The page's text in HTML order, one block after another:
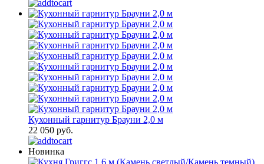
Кухонный гарнитур Брауни 2,0 м
22 050 руб.
Новинка